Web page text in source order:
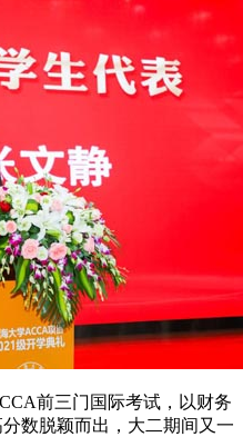
前三门国际考试，以财务
数脱颖而出，大二期间又一